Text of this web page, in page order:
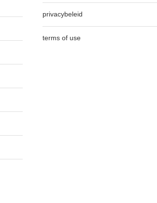
privacybeleid
terms of use